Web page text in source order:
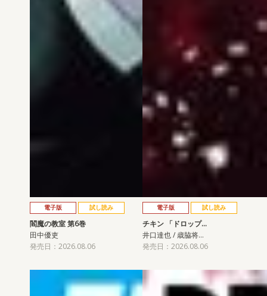
電子版 試し読み
閻魔の教室 第6巻
田中優吏
発売日：2026.08.06
電子版 試し読み
チキン 「ドロップ…
井口達也 / 歳脇将…
発売日：2026.08.06